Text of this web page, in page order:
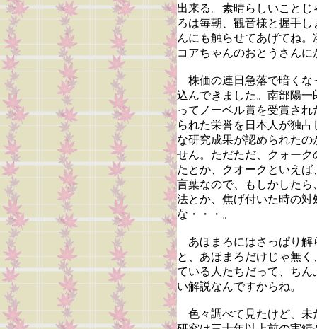
出来る。素晴らしいこと
ろは毎朝、観音様と握手
んにも触らせてあげてね
コアちゃんのおとうさん
株価の連日急落で暗くな
込んできました。南部陽
ってノーベル賞を受賞さ
られた栄誉を日本人が独
な研究成果が認められた
せん。ただただ、クォー
たとか、クオークといえ
言葉なので、もしかした
法とか、焦げ付いた時の
な・・・。
あほまろにはさっぱり解
と、あほまろだけじゃ無
ている人たちだって、ち
い解説なんですからね。
色々調べて見たけど、未